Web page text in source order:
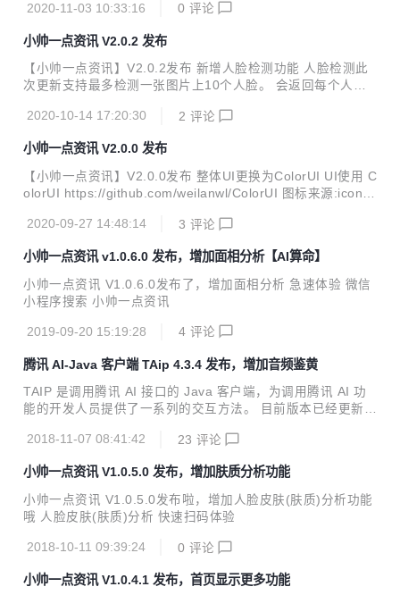
色识别功能 通过上传图片后就能识别图片的颜色值 输入图片
和Hex）及其在图片中的占比 点击识别结果的颜色块可以得到
RGB 和 HEX 穿衣搭配 颜色识别
2020-11-03 10:33:16 0 评论
小帅一点资讯 V2.0.2 发布
【小帅一点资讯】V2.0.2发布 新增人脸检测功能 人脸检测此
次更新支持最多检测一张图片上10个人脸。 会返回每个人脸
戴眼镜，情绪等。 是否佩戴口罩也是可以显示的。但是由于U
小表帝-手别识别，目前只能返回手表品牌大类名称和置信
度。 小帅是整理了120个手表品牌，细分19386个手表型号。
目前CV二级分类的比较少，小帅也会尝试飞浆训练，以达到
最佳的效果让各位亲们体验。 手表名称、品牌类别、价格、型
号以这几个方向进行数据回显
2020-10-14 17:20:30 2 评论
小帅一点资讯 V2.0.0 发布
【小帅一点资讯】V2.0.0发布 整体UI更换为ColorUI UI使用 C
olorUI https://github.com/weilanwl/ColorUI 图标来源:iconfr
帅 进行在线反馈哦
2020-09-27 14:48:14 3 评论
小帅一点资讯 v1.0.6.0 发布，增加面相分析【AI算命】
小帅一点资讯 V1.0.6.0发布了，增加面相分析 急速体验 微信
小程序搜索 小帅一点资讯
2019-09-20 15:19:28 4 评论
腾讯 AI-Java 客户端 TAip 4.3.4 发布，增加音频鉴黄
TAIP 是调用腾讯 AI 接口的 Java 客户端，为调用腾讯 AI 功
能的开发人员提供了一系列的交互方法。 目前版本已经更新至
黄接口 Java JDK 1.7+ Maven引入 <dependency> <gro
> <version>4.3.4</version> </dependency> 全部特性
【face人脸识别】 人脸检测与分析、多人脸检测、人脸对比、
跨年龄人脸识别、五官定位、...
2018-11-07 08:41:42 23 评论
小帅一点资讯 V1.0.5.0 发布，增加肤质分析功能
小帅一点资讯 V1.0.5.0发布啦，增加人脸皮肤(肤质)分析功能
哦 人脸皮肤(肤质)分析 快速扫码体验
2018-10-11 09:39:24 0 评论
小帅一点资讯 V1.0.4.1 发布，首页显示更多功能